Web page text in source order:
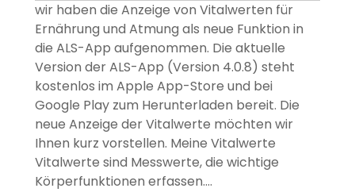
wir haben die Anzeige von Vitalwerten für
Ernährung und Atmung als neue Funktion in
die ALS-App aufgenommen. Die aktuelle
Version der ALS-App (Version 4.0.8) steht
kostenlos im Apple App-Store und bei
Google Play zum Herunterladen bereit. Die
neue Anzeige der Vitalwerte möchten wir
Ihnen kurz vorstellen. Meine Vitalwerte
Vitalwerte sind Messwerte, die wichtige
Körperfunktionen erfassen.…